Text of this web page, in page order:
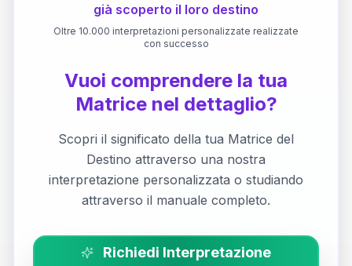
già scoperto il loro destino
Oltre 10.000 interpretazioni personalizzate realizzate
con successo
Vuoi comprendere la tua
Matrice nel dettaglio?
Scopri il significato della tua Matrice del
Destino attraverso una nostra
interpretazione personalizzata o studiando
attraverso il manuale completo.
Richiedi Interpretazione